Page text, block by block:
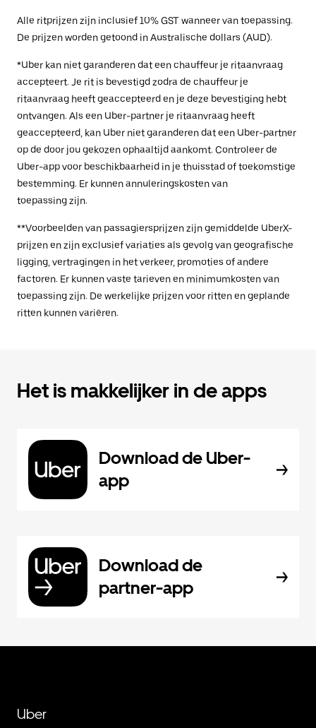
Alle ritprijzen zijn inclusief 10% GST wanneer van toepassing.
De prijzen worden getoond in Australische dollars (AUD).
*Uber kan niet garanderen dat een chauffeur je ritaanvraag
accepteert. Je rit is bevestigd zodra de chauffeur je
ritaanvraag heeft geaccepteerd en je deze bevestiging hebt
ontvangen. Als een Uber-partner je ritaanvraag heeft
geaccepteerd, kan Uber niet garanderen dat een Uber-partner
op de door jou gekozen ophaaltijd aankomt. Controleer de
Uber-app voor beschikbaarheid in je thuisstad of toekomstige
bestemming. Er kunnen annuleringskosten van
toepassing zijn.
**Voorbeelden van passagiersprijzen zijn gemiddelde UberX-
prijzen en zijn exclusief variaties als gevolg van geografische
ligging, vertragingen in het verkeer, promoties of andere
factoren. Er kunnen vaste tarieven en minimumkosten van
toepassing zijn. De werkelijke prijzen voor ritten en geplande
ritten kunnen variëren.
Het is makkelijker in de apps
Download de Uber-
app
Download de
partner-app
Uber